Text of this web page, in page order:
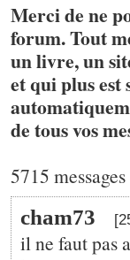
Merci de ne
forum. Tout
un livre, un
et qui plus
de tous vos
5715
cham73
il ne faut pas